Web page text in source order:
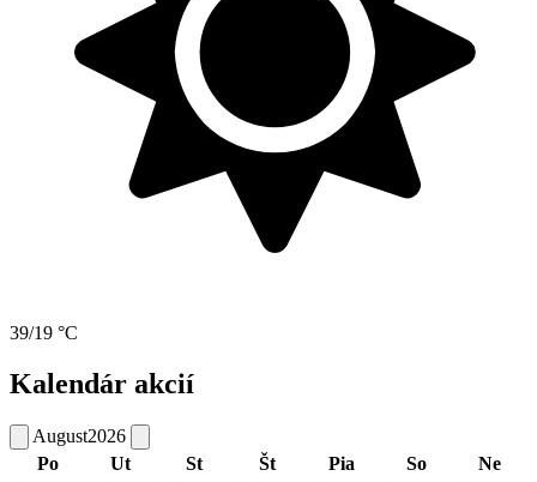
39/19 °C
Kalendár akcií
August2026
Po
Ut St Št Pia So
Ne